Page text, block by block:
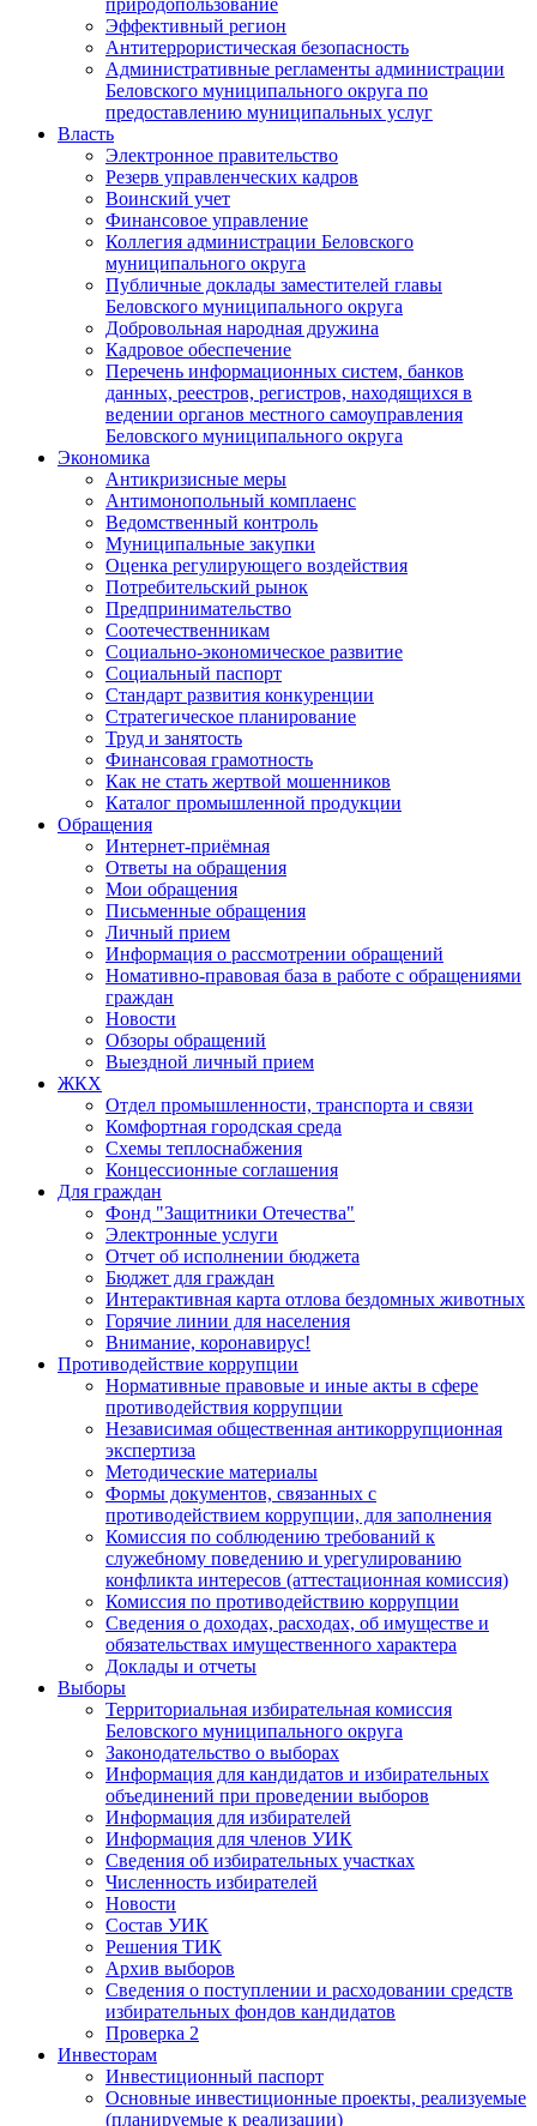
природопользование
Эффективный регион
Антитеррористическая безопасность
Административные регламенты администрации
Беловского муниципального округа по
предоставлению муниципальных услуг
Власть
Электронное правительство
Резерв управленческих кадров
Воинский учет
Финансовое управление
Коллегия администрации Беловского
муниципального округа
Публичные доклады заместителей главы
Беловского муниципального округа
Добровольная народная дружина
Кадровое обеспечение
Перечень информационных систем, банков
данных, реестров, регистров, находящихся в
ведении органов местного самоуправления
Беловского муниципального округа
Экономика
Антикризисные меры
Антимонопольный комплаенс
Ведомственный контроль
Муниципальные закупки
Оценка регулирующего воздействия
Потребительский рынок
Предпринимательство
Соотечественникам
Социально-экономическое развитие
Социальный паспорт
Стандарт развития конкуренции
Стратегическое планирование
Труд и занятость
Финансовая грамотность
Как не стать жертвой мошенников
Каталог промышленной продукции
Обращения
Интернет-приёмная
Ответы на обращения
Мои обращения
Письменные обращения
Личный прием
Информация о рассмотрении обращений
Номативно-правовая база в работе с обращениями
граждан
Новости
Обзоры обращений
Выездной личный прием
ЖКХ
Отдел промышленности, транспорта и связи
Комфортная городская среда
Схемы теплоснабжения
Концессионные соглашения
Для граждан
Фонд "Защитники Отечества"
Электронные услуги
Отчет об исполнении бюджета
Бюджет для граждан
Интерактивная карта отлова бездомных животных
Горячие линии для населения
Внимание, коронавирус!
Противодействие коррупции
Нормативные правовые и иные акты в сфере
противодействия коррупции
Независимая общественная антикоррупционная
экспертиза
Методические материалы
Формы документов, связанных с
противодействием коррупции, для заполнения
Комиссия по соблюдению требований к
служебному поведению и урегулированию
конфликта интересов (аттестационная комиссия)
Комиссия по противодействию коррупции
Сведения о доходах, расходах, об имуществе и
обязательствах имущественного характера
Доклады и отчеты
Выборы
Территориальная избирательная комиссия
Беловского муниципального округа
Законодательство о выборах
Информация для кандидатов и избирательных
объединений при проведении выборов
Информация для избирателей
Информация для членов УИК
Сведения об избирательных участках
Численность избирателей
Новости
Состав УИК
Решения ТИК
Архив выборов
Сведения о поступлении и расходовании средств
избирательных фондов кандидатов
Проверка 2
Инвесторам
Инвестиционный паспорт
Основные инвестиционные проекты, реализуемые
(планируемые к реализации)